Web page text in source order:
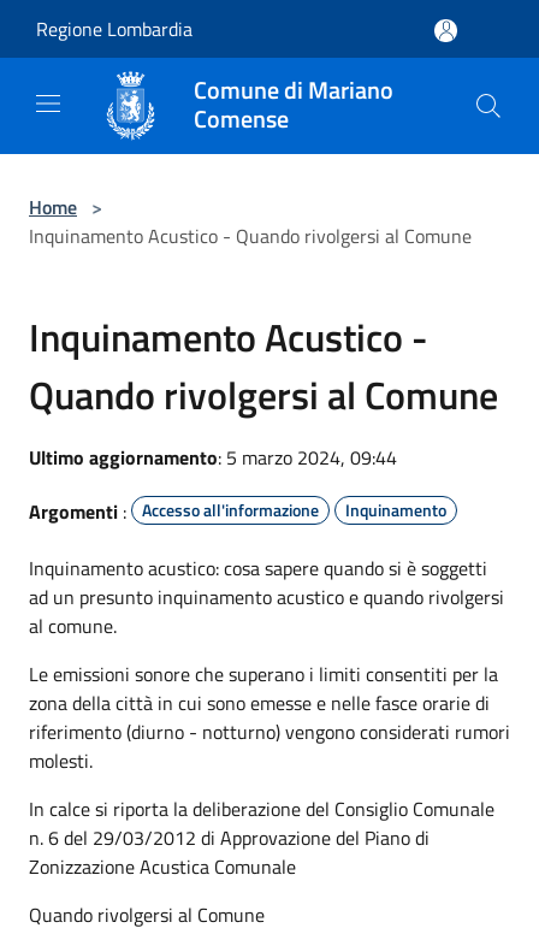
Regione Lombardia
Comune di Mariano
Comense
Home >
Inquinamento Acustico - Quando rivolgersi al Comune
Inquinamento Acustico -
Quando rivolgersi al Comune
Ultimo aggiornamento: 5 marzo 2024, 09:44
Argomenti : Accesso all'informazione Inquinamento
Inquinamento acustico: cosa sapere quando si è soggetti
ad un presunto inquinamento acustico e quando rivolgersi
al comune.
Le emissioni sonore che superano i limiti consentiti per la
zona della città in cui sono emesse e nelle fasce orarie di
riferimento (diurno - notturno) vengono considerati rumori
molesti.
In calce si riporta la deliberazione del Consiglio Comunale
n. 6 del 29/03/2012 di Approvazione del Piano di
Zonizzazione Acustica Comunale
Quando rivolgersi al Comune